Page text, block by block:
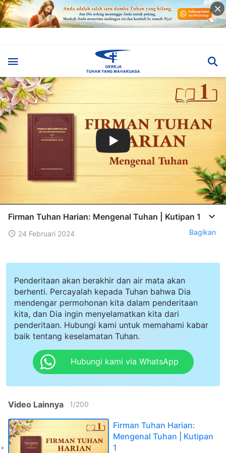
Firman Tuhan Harian: Mengenal Tuhan | Kutipan 1
24 Februari 2024 Bagikan
Penderitaan akan berakhir dan air mata akan
berhenti. Percayalah kepada Tuhan bahwa Dia
mendengar permohonan kita dalam penderitaan
kita, dan Dia ingin menyelamatkan kita dari
penderitaan. Hubungi kami untuk memahami kabar
baik tentang keselamatan Tuhan.
Hubungi kami via WhatsApp
Video Lainnya 1/200
Firman Tuhan Harian:
Mengenal Tuhan | Kutipan
1